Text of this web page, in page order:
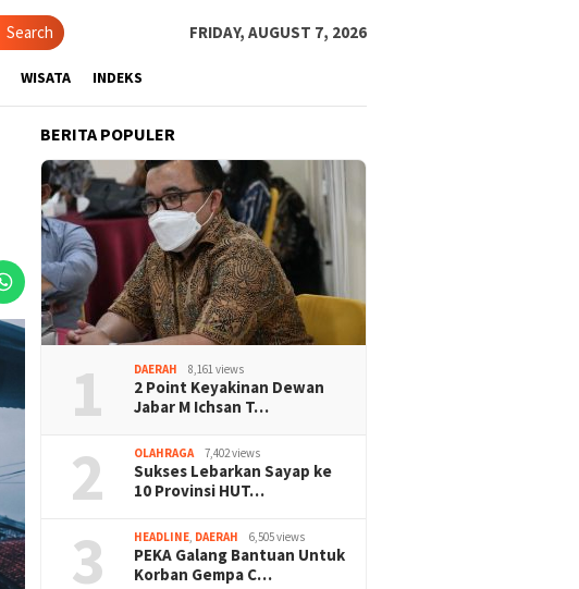
Search FRIDAY, AUGUST 7, 2026
WISATA INDEKS
BERITA POPULER
1 DAERAH 8,161 views
2 Point Keyakinan Dewan
Jabar M Ichsan T…
2 OLAHRAGA 7,402 views
Sukses Lebarkan Sayap ke
10 Provinsi HUT…
3 HEADLINE DAERAH 6,505 views
PEKA Galang Bantuan Untuk
Korban Gempa C…